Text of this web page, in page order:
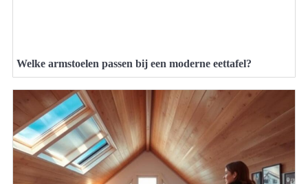
Welke armstoelen passen bij een moderne eettafel?